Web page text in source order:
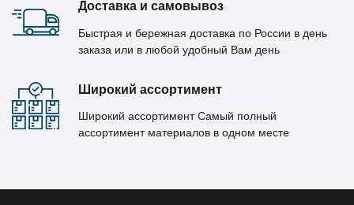
Доставка и самовывоз
Быстрая и бережная доставка по России в день
заказа или в любой удобный Вам день
Широкий ассортимент
Широкий ассортимент Самый полный
ассортимент материалов в одном месте